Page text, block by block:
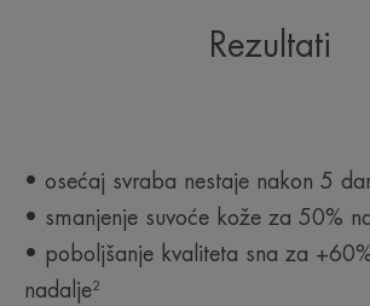
Rezultati
• osećaj svraba nestaje nakon 5
• smanjenje suvoće kože za 50%
• poboljšanje kvaliteta sna za
nadalje²